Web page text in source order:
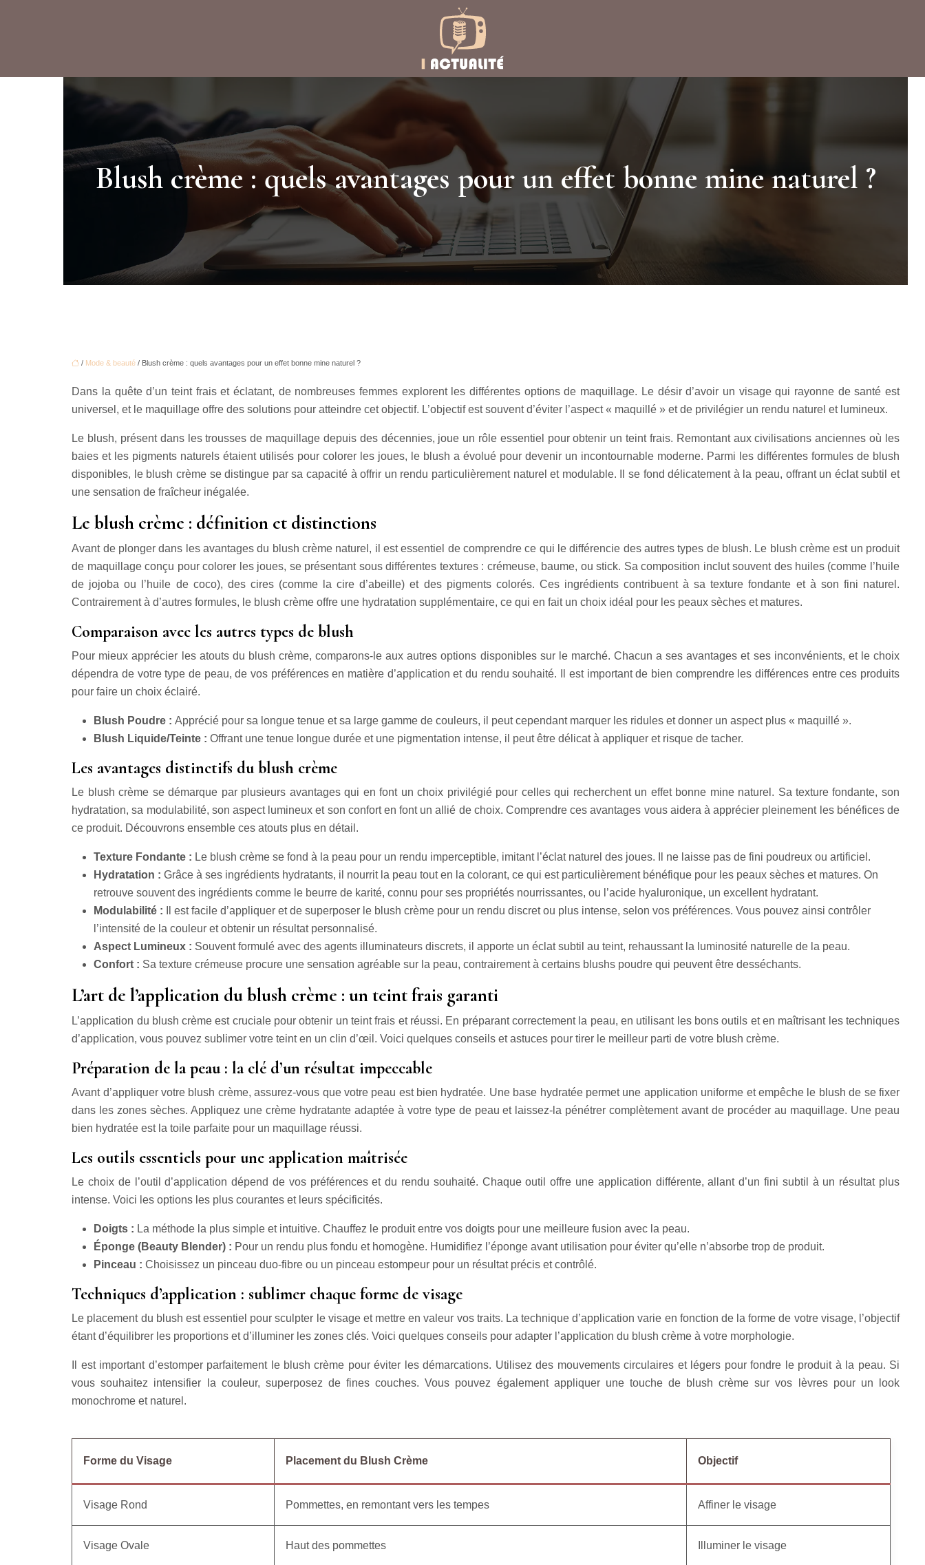
Blush crème : quels avantages pour un effet bonne mine naturel ?
/ Mode & beauté / Blush crème : quels avantages pour un effet bonne mine naturel ?
Dans la quête d’un teint frais et éclatant, de nombreuses femmes explorent les différentes options de maquillage. Le désir d’avoir un visage qui rayonne de santé est
universel, et le maquillage offre des solutions pour atteindre cet objectif. L’objectif est souvent d’éviter l’aspect « maquillé » et de privilégier un rendu naturel et lumineux.
Le blush, présent dans les trousses de maquillage depuis des décennies, joue un rôle essentiel pour obtenir un teint frais. Remontant aux civilisations anciennes où les
baies et les pigments naturels étaient utilisés pour colorer les joues, le blush a évolué pour devenir un incontournable moderne. Parmi les différentes formules de blush
disponibles, le blush crème se distingue par sa capacité à offrir un rendu particulièrement naturel et modulable. Il se fond délicatement à la peau, offrant un éclat subtil et
une sensation de fraîcheur inégalée.
Le blush crème : définition et distinctions
Avant de plonger dans les avantages du blush crème naturel, il est essentiel de comprendre ce qui le différencie des autres types de blush. Le blush crème est un produit
de maquillage conçu pour colorer les joues, se présentant sous différentes textures : crémeuse, baume, ou stick. Sa composition inclut souvent des huiles (comme l’huile
de jojoba ou l’huile de coco), des cires (comme la cire d’abeille) et des pigments colorés. Ces ingrédients contribuent à sa texture fondante et à son fini naturel.
Contrairement à d’autres formules, le blush crème offre une hydratation supplémentaire, ce qui en fait un choix idéal pour les peaux sèches et matures.
Comparaison avec les autres types de blush
Pour mieux apprécier les atouts du blush crème, comparons-le aux autres options disponibles sur le marché. Chacun a ses avantages et ses inconvénients, et le choix
dépendra de votre type de peau, de vos préférences en matière d’application et du rendu souhaité. Il est important de bien comprendre les différences entre ces produits
pour faire un choix éclairé.
Blush Poudre :Apprécié pour sa longue tenue et sa large gamme de couleurs, il peut cependant marquer les ridules et donner un aspect plus « maquillé ».
Blush Liquide/Teinte :Offrant une tenue longue durée et une pigmentation intense, il peut être délicat à appliquer et risque de tacher.
Les avantages distinctifs du blush crème
Le blush crème se démarque par plusieurs avantages qui en font un choix privilégié pour celles qui recherchent un effet bonne mine naturel. Sa texture fondante, son
hydratation, sa modulabilité, son aspect lumineux et son confort en font un allié de choix. Comprendre ces avantages vous aidera à apprécier pleinement les bénéfices de
ce produit. Découvrons ensemble ces atouts plus en détail.
Texture Fondante : Le blush crème se fond à la peau pour un rendu imperceptible, imitant l’éclat naturel des joues. Il ne laisse pas de fini poudreux ou artificiel.
Hydratation :Grâce à ses ingrédients hydratants, il nourrit la peau tout en la colorant, ce qui est particulièrement bénéfique pour les peaux sèches et matures. On
retrouve souvent des ingrédients comme le beurre de karité, connu pour ses propriétés nourrissantes, ou l’acide hyaluronique, un excellent hydratant.
Modulabilité :
Il est facile d’appliquer et de superposer le blush crème pour un rendu discret ou plus intense, selon vos préférences. Vous pouvez ainsi contrôler
l’intensité de la couleur et obtenir un résultat personnalisé.
Aspect Lumineux : Souvent formulé avec des agents illuminateurs discrets, il apporte un éclat subtil au teint, rehaussant la luminosité naturelle de la peau.
Confort : Sa texture crémeuse procure une sensation agréable sur la peau, contrairement à certains blushs poudre qui peuvent être desséchants.
L’art de l’application du blush crème : un teint frais garanti
L’application du blush crème est cruciale pour obtenir un teint frais et réussi. En préparant correctement la peau, en utilisant les bons outils et en maîtrisant les techniques
d’application, vous pouvez sublimer votre teint en un clin d’œil. Voici quelques conseils et astuces pour tirer le meilleur parti de votre blush crème.
Préparation de la peau : la clé d’un résultat impeccable
Avant d’appliquer votre blush crème, assurez-vous que votre peau est bien hydratée. Une base hydratée permet une application uniforme et empêche le blush de se fixer
dans les zones sèches. Appliquez une crème hydratante adaptée à votre type de peau et laissez-la pénétrer complètement avant de procéder au maquillage. Une peau
bien hydratée est la toile parfaite pour un maquillage réussi.
Les outils essentiels pour une application maîtrisée
Le choix de l’outil d’application dépend de vos préférences et du rendu souhaité. Chaque outil offre une application différente, allant d’un fini subtil à un résultat plus
intense. Voici les options les plus courantes et leurs spécificités.
Doigts : La méthode la plus simple et intuitive. Chauffez le produit entre vos doigts pour une meilleure fusion avec la peau.
Éponge (Beauty Blender) : Pour un rendu plus fondu et homogène. Humidifiez l’éponge avant utilisation pour éviter qu’elle n’absorbe trop de produit.
Pinceau :Choisissez un pinceau duo-fibre ou un pinceau estompeur pour un résultat précis et contrôlé.
Techniques d’application : sublimer chaque forme de visage
Le placement du blush est essentiel pour sculpter le visage et mettre en valeur vos traits. La technique d’application varie en fonction de la forme de votre visage, l’objectif
étant d’équilibrer les proportions et d’illuminer les zones clés. Voici quelques conseils pour adapter l’application du blush crème à votre morphologie.
Il est important d’estomper parfaitement le blush crème pour éviter les démarcations. Utilisez des mouvements circulaires et légers pour fondre le produit à la peau. Si
vous souhaitez intensifier la couleur, superposez de fines couches. Vous pouvez également appliquer une touche de blush crème sur vos lèvres pour un look
monochrome et naturel.
Forme du Visage Placement du Blush Crème Objectif
Visage Rond Pommettes, en remontant vers les tempes Affiner le visage
Visage Ovale Haut des pommettes Illuminer le visage